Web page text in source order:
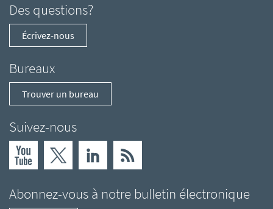
Des questions?
Écrivez-nous
Bureaux
Trouver un bureau
Suivez-nous
Abonnez-vous à notre bulletin électronique